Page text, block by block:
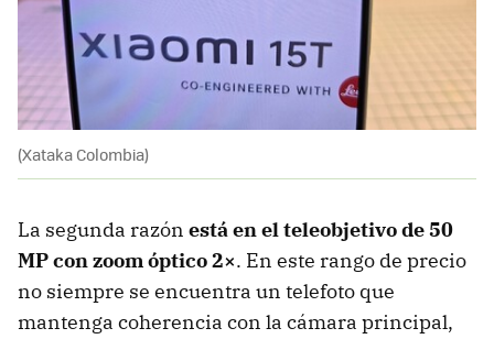
(Xataka Colombia)
La segunda razón está en el teleobjetivo de 50
MP con zoom óptico 2×. En este rango de precio
no siempre se encuentra un telefoto que
mantenga coherencia con la cámara principal,